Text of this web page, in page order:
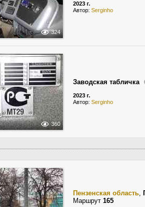
324
2023 г.
Автор: Serginho
360
Заводская табличка
2023 г.
Автор: Serginho
Пензенская область,
Маршрут 165